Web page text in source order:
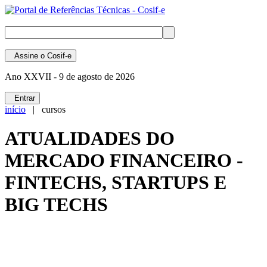
Assine o Cosif-e
Ano XXVII - 9 de agosto de 2026
Entrar
início | cursos
ATUALIDADES DO
MERCADO FINANCEIRO -
FINTECHS, STARTUPS E
BIG TECHS